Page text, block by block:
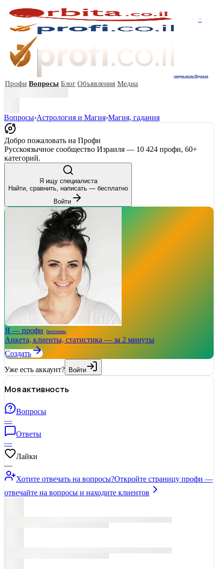
+
специалисты Израиля
Профи Вопросы Блог Объявления Медиа
Вопросы›Астрология и Магия›Магия, гадания
Добро пожаловать на Профи
Русскоязычное сообщество Израиля — 10 424 профи, 60+
категорий.
Я ищу специалиста
Найти, сравнить, написать — бесплатно
Войти
Я — профи бесплатно
Анкета, клиенты, статистика — за 2 минуты
Создать
Уже есть аккаунт? Войти
Моя активность
Вопросы
—
Ответы
—
Лайки
—
Хотите отвечать на вопросы?Откройте страницу профи —
отвечайте на вопросы и находите клиентов